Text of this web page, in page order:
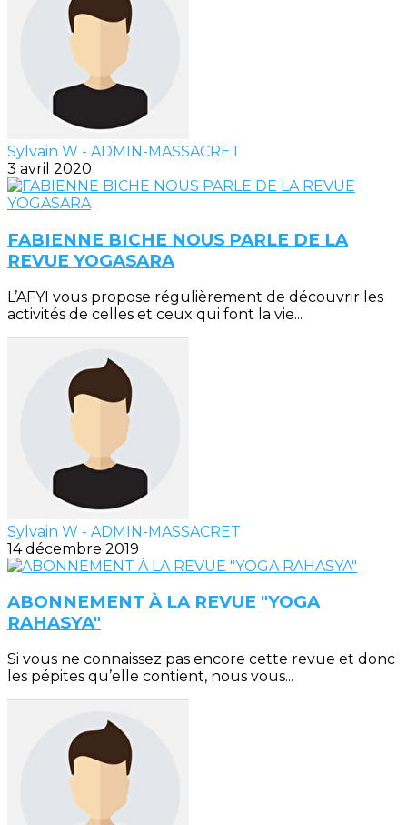
Sylvain W - ADMIN-MASSACRET
3 avril 2020
FABIENNE BICHE NOUS PARLE DE LA
REVUE YOGASARA
L’AFYI vous propose régulièrement de découvrir les
activités de celles et ceux qui font la vie...
Sylvain W - ADMIN-MASSACRET
14 décembre 2019
ABONNEMENT À LA REVUE "YOGA
RAHASYA"
Si vous ne connaissez pas encore cette revue et donc
les pépites qu’elle contient, nous vous...